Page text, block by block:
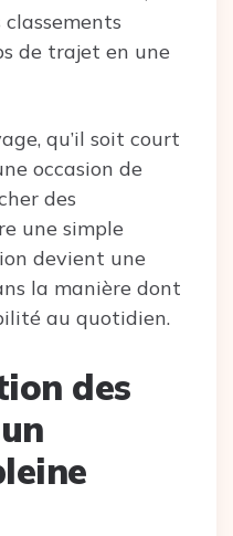
de trajet en une
qu’il soit court
occasion de
des
une simple
devient une
la manière dont
au quotidien.
des